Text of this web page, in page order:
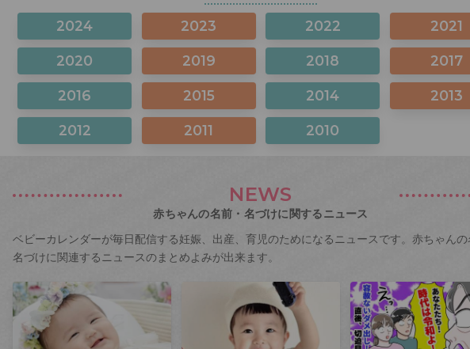
2024 2023 2022 2021
2020 2019 2018 2017
2016 2015 2014 2013
2012 2011 2010
NEWS
赤ちゃんの名前・名づけに関するニュース
ベビーカレンダーが毎日配信する妊娠、出産、育児のためになるニュースです。赤ちゃんの
名づけに関連するニュースのまとめよみが出来ます。